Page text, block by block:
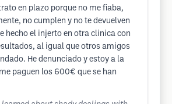
en plazo porque no me fiaba,
no cumplen y no te devuelven
hecho el injerto en otra clinica con
al igual que otros amigos
He denunciado y estoy a la
paguen los 600€ que se han